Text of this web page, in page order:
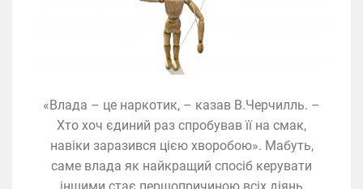
«Влада – це наркотик, – казав В.Черчилль. –
Хто хоч єдиний раз спробував її на смак,
навіки заразився цією хворобою». Мабуть,
саме влада як найкращий спосіб керувати